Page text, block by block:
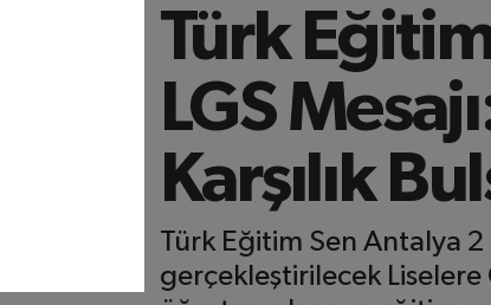
Türk
LGS
Karşılık
Türk Eğitim Sen Antalya
gerçekleştirilecek Liselere